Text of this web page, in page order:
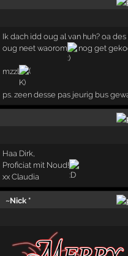
Ik dach idd oug al van huh? oa
oug neet waorom
nog get
mzzl
ps. zeen desse pas jeurig bus
Haa Dirk,
Proficiat mit Noud!
xx Claudia
~Nick *